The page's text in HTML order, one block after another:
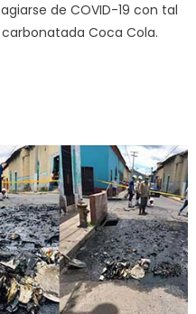
de COVID-19 con tal
Coca Cola.